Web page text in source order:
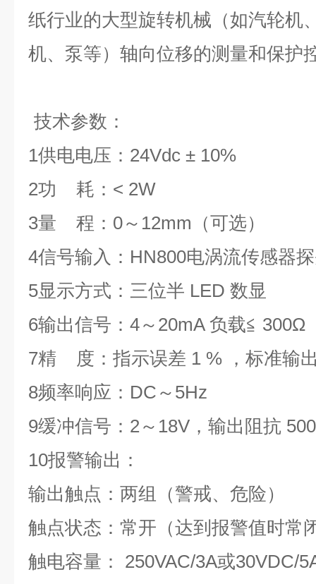
纸行业的大型旋转机械（如汽轮机
机、泵等）轴向位移的测量和保护
技术参数：
1供电电压：24Vdc ± 10%
2功 耗：< 2W
3量 程：0～12mm（可选）
4信号输入：HN800电涡流传感器
5显示方式：三位半 LED 数显
6输出信号：4～20mA 负载≦ 300Ω
7精 度：指示误差 1 % ，标准输
8频率响应：DC～5Hz
9缓冲信号：2～18V，输出阻抗
10报警输出：
输出触点：两组（警戒、危险）
触点状态：常开（达到报警值时常
触电容量： 250VAC/3A或30VDC/